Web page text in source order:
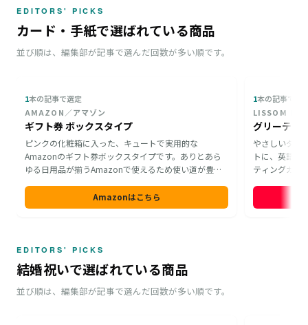
EDITORS' PICKS
カード・手紙で選ばれている商品
並び順は、編集部が記事で選んだ回数が多い順です。
1本の記事で選定
AMAZON／アマゾン
ギフト券 ボックスタイプ
ピンクの化粧箱に入った、キュートで実用的な
Amazonのギフト券ボックスタイプです。ありとあら
ゆる日用品が揃うAmazonで使えるため使い道が豊富
いたコスメやスイーツ、家電などを手に入れてもらう
ための贈り物として適しています。
Amazonはこちら
1本の記事で選
LISSOM
グリーティ
やさしいタッ
トに、英語の
ティングカー
して届けられ
EDITORS' PICKS
結婚祝いで選ばれている商品
並び順は、編集部が記事で選んだ回数が多い順です。